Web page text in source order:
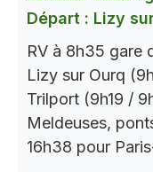
Départ : Lizy
RV à 8h35 gare
Lizy sur Ourq
Trilport (9h19 /
Meldeuses,
16h38 pour